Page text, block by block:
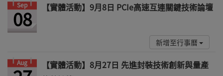
Sep
08 【實體活動】9月8日 PCIe高速互連關鍵技術論壇
新增至行事曆
Aug
【實體活動】8月27日 先進封裝技術創新與量產